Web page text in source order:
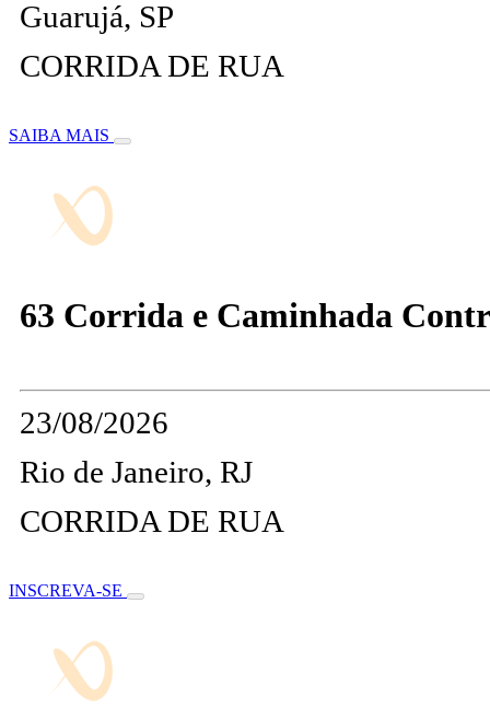
Guarujá, SP
CORRIDA DE RUA
SAIBA MAIS
63 Corrida e Caminhada
23/08/2026
Rio de Janeiro, RJ
CORRIDA DE RUA
INSCREVA-SE